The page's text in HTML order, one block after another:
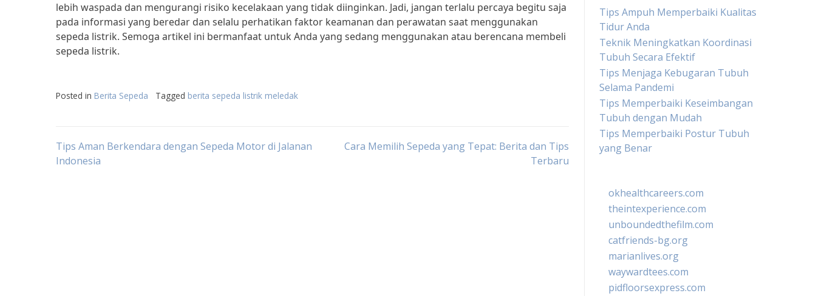
lebih waspada dan mengurangi risiko kecelakaan yang tidak diinginkan. Jadi, jangan terlalu percaya begitu saja
pada informasi yang beredar dan selalu perhatikan faktor keamanan dan perawatan saat menggunakan
sepeda listrik. Semoga artikel ini bermanfaat untuk Anda yang sedang menggunakan atau berencana membeli
sepeda listrik.
Posted in Berita Sepeda Tagged berita sepeda listrik meledak
Post
Tips Aman Berkendara dengan Sepeda Motor di Jalanan
Indonesia
Cara Memilih Sepeda yang Tepat: Berita dan Tips
Terbaru
Tips Ampuh Memperbaiki Kualitas
Tidur Anda
Teknik Meningkatkan Koordinasi
Tubuh Secara Efektif
Tips Menjaga Kebugaran Tubuh
Selama Pandemi
Tips Memperbaiki Keseimbangan
Tubuh dengan Mudah
Tips Memperbaiki Postur Tubuh
yang Benar
okhealthcareers.com
theintexperience.com
unboundedthefilm.com
catfriends-bg.org
marianlives.org
waywardtees.com
pidfloorsexpress.com